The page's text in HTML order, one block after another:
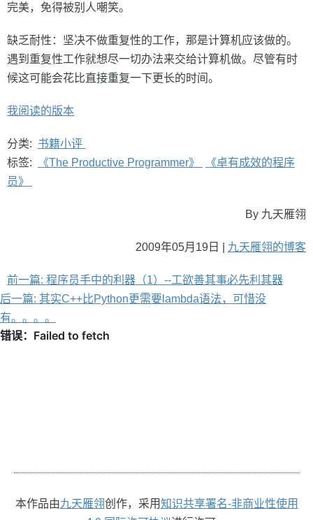
完美，免得被别人嘲笑。
缺乏耐性：坚决不做重复性的工作，那是计算机应该做的。
遇到重复性工作就想尽一切办法来交给计算机做。尽管有时
候这可能会花比直接重复一下更长的时间。
我阅读的版本
分类: 书籍小评
标签:
《The Productive Programmer》
《卓有成效的程序
员》
By 九天雁翎
2009年05月19日 | 九天雁翎的博客
前一篇: 程序员手中的利器（1）--工欲善其事必先利其器
后一篇: 其实C++比Python更需要lambda语法，可惜没
有。。。。
本作品由九天雁翎创作，采用知识共享署名-非商业性使用